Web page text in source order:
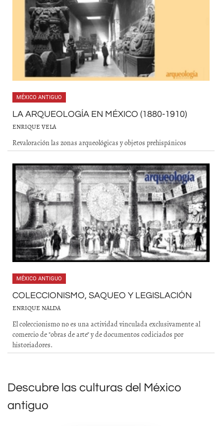
MÉXICO ANTIGUO
LA ARQUEOLOGÍA EN MÉXICO (1880-1910)
ENRIQUE VELA
Revaloración las zonas arqueológicas y objetos prehispánicos
MÉXICO ANTIGUO
COLECCIONISMO, SAQUEO Y LEGISLACIÓN
ENRIQUE NALDA
El coleccionismo no es una actividad vinculada exclusivamente al
comercio de "obras de arte" y de documentos codiciados por
historiadores.
Descubre las culturas del México
antiguo